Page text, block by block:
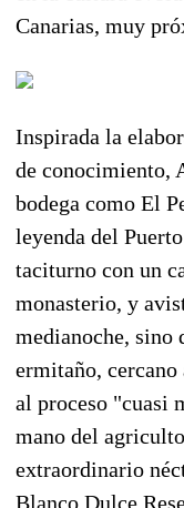
Canarias, muy
Inspirada la
de conocimiento,
bodega como El
leyenda del
taciturno con un
monasterio, y
medianoche, sino
ermitaño,
al proceso "cuasi
mano del
extraordinario
Blanco Dulce